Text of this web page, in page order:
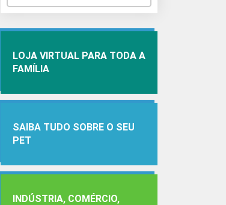
LOJA VIRTUAL PARA TODA A
FAMÍLIA
SAIBA TUDO SOBRE O SEU
PET
INDÚSTRIA, COMÉRCIO,